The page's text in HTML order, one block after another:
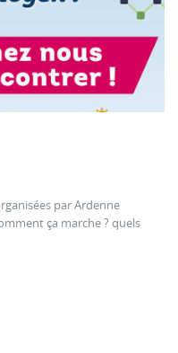
par Ardenne
ça marche ? quels